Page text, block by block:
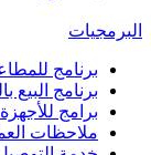
البرمجيات
برنامج
برنامج البيع
برامج
ملاحظات